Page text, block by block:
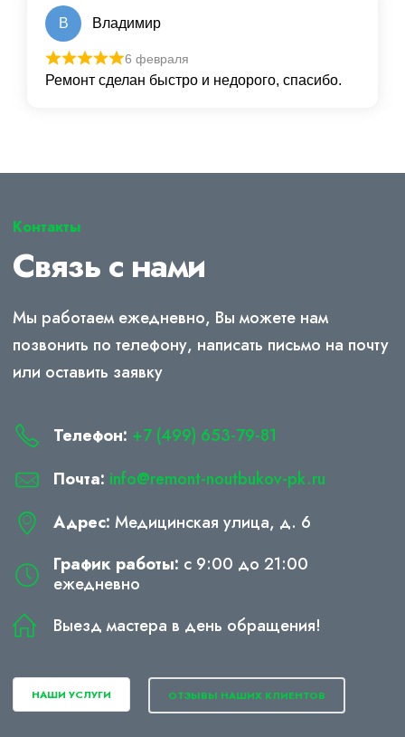
В Владимир
6 февраля
Ремонт сделан быстро и недорого, спасибо.
Контакты
Связь с нами
Мы работаем ежедневно, Вы можете нам
позвонить по телефону, написать письмо на почту
или оставить заявку
Телефон: +7 (499) 653-79-81
Почта: info@remont-noutbukov-pk.ru
Адрес: Медицинская улица, д. 6
График работы: с 9:00 до 21:00
ежедневно
Выезд мастера в день обращения!
НАШИ УСЛУГИ ОТЗЫВЫ НАШИХ КЛИЕНТОВ